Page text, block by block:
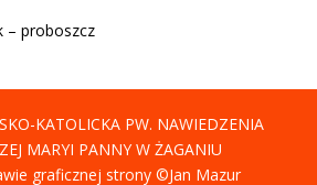
– proboszcz
KATOLICKA PW. NAWIEDZENIA
MARYI PANNY W ŻAGANIU
graficznej strony ©Jan Mazur